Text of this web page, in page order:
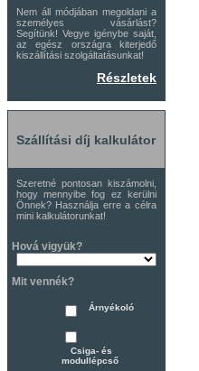
Nem áll módjában megoldani a
személyes vásárlást?
Segítünk! Vegye igénybe saját,
az egész országra kiterjedő
kiszállítási szolgáltatásunkat!
Részletek
Szállítási díj kalkulátor
Szeretné pontosan kiszámolni,
hogy mennyibe fog ez kerülni
Önnek? Használja erre a célra
mini kalkulátorunkat!
Hová vigyük?
Mit vennék?
Árnyékoló
Csiga- és
modullépcső